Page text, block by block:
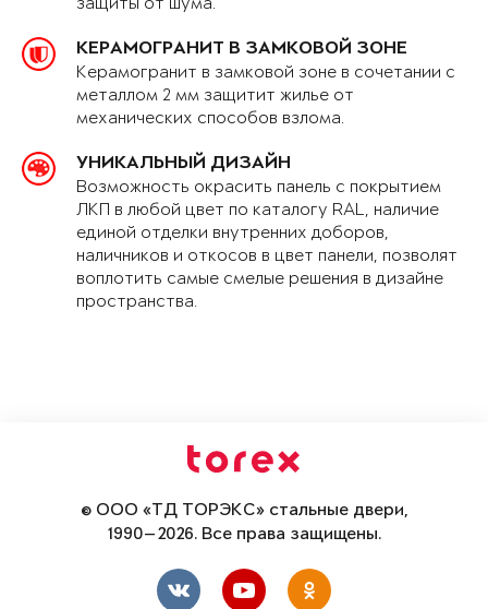
защиты от шума.
КЕРАМОГРАНИТ В ЗАМКОВОЙ ЗОНЕ
Керамогранит в замковой зоне в сочетании с
металлом 2 мм защитит жилье от
механических способов взлома.
УНИКАЛЬНЫЙ ДИЗАЙН
Возможность окрасить панель с покрытием
ЛКП в любой цвет по каталогу RAL, наличие
единой отделки внутренних доборов,
наличников и откосов в цвет панели, позволят
воплотить самые смелые решения в дизайне
пространства.
© ООО «ТД ТОРЭКС» стальные двери,
1990—2026. Все права защищены.